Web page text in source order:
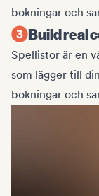
bokningar och
Build real
Spellistor är en
som lägger till
bokningar och